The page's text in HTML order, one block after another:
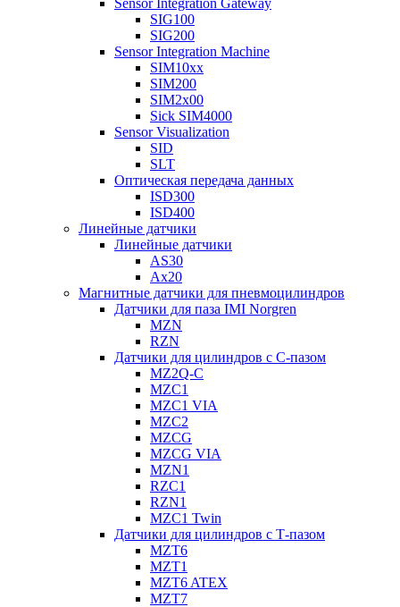
Sensor Integration Gateway
SIG100
SIG200
Sensor Integration Machine
SIM10xx
SIM200
SIM2x00
Sick SIM4000
Sensor Visualization
SID
SLT
Оптическая передача данных
ISD300
ISD400
Линейные датчики
Линейные датчики
AS30
Ax20
Магнитные датчики для пневмоцилиндров
Датчики для паза IMI Norgren
MZN
RZN
Датчики для цилиндров с С-пазом
MZ2Q-C
MZC1
MZC1 VIA
MZC2
MZCG
MZCG VIA
MZN1
RZC1
RZN1
MZC1 Twin
Датчики для цилиндров с Т-пазом
MZT6
MZT1
MZT6 ATEX
MZT7